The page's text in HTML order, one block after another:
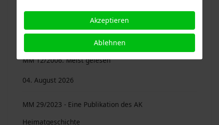
MM 11/2005. Meist gelesen
04. August 2026
MM 12/2006. Meist gelesen
04. August 2026
MM 29/2023 - Eine Publikation des AK
Heimatgeschichte
Akzeptieren
Ablehnen